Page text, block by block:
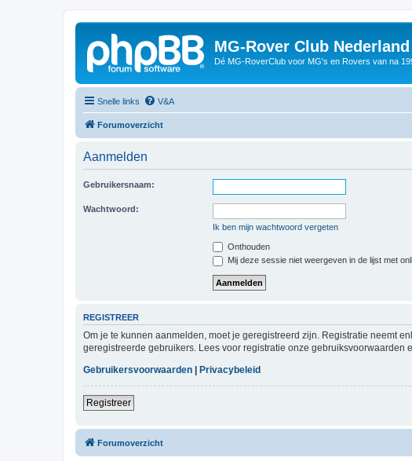
MG-Rover Club Nederland
Dé MG-RoverClub voor MG's en Rovers van na
Snelle links V&A
Forumoverzicht
Aanmelden
Gebruikersnaam:
Wachtwoord:
Ik ben mijn wachtwoord vergeten
Onthouden
Mij deze sessie niet weergeven in de lijst met
REGISTREER
Om je te kunnen aanmelden, moet je geregistreerd zijn. Registratie neemt
geregistreerde gebruikers. Lees voor registratie onze
Gebruikersvoorwaarden
Privacybeleid
Registreer
Forumoverzicht